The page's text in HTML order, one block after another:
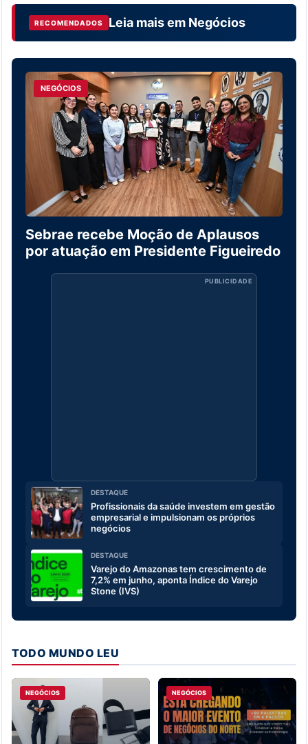
RECOMENDADOS Leia mais em Negócios
NEGÓCIOS
Sebrae recebe Moção de Aplausos
por atuação em Presidente Figueiredo
PUBLICIDADE
DESTAQUE
Profissionais da saúde investem em gestão
empresarial e impulsionam os próprios
negócios
DESTAQUE
Varejo do Amazonas tem crescimento de
7,2% em junho, aponta Índice do Varejo
Stone (IVS)
TODO MUNDO LEU
NEGÓCIOS NEGÓCIOS